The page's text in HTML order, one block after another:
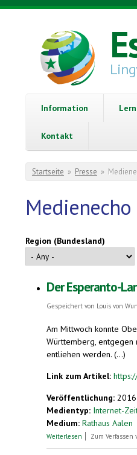
Direkt zum Inhalt
Information
Kontakt
Sie sind hier
Startseite » Presse »
Medienecho
Region (Bundesland)
Der Esperanto-
Gespeichert von Louis von
Am Mittwoch konnte
Württemberg, entgegen
entliehen werden. (...)
Link zum Artikel:
Veröffentlichung:
Medientyp: Internet-
Medium: Rathaus Aalen
Weiterlesen über Der
Zum